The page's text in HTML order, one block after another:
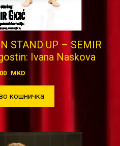
STAND UP – SEMIR
Ivana Naskova
MKD
кошничка